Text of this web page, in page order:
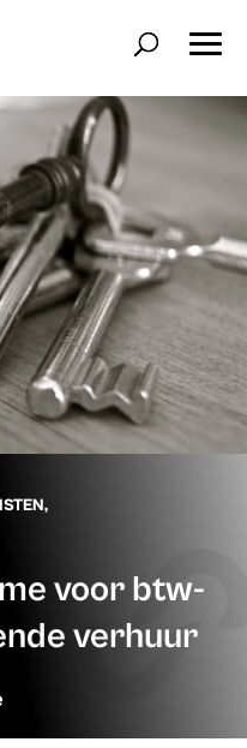
,
voor btw-
verhuur